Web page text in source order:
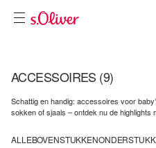
ACCESSOIRES (9)
Schattig en handig: accessoires voor
sokken of sjaals – ontdek nu de highlights
ALLEBOVENSTUKKEN